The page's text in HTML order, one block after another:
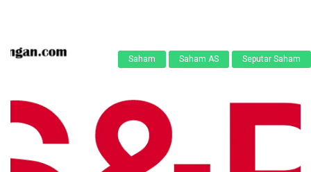
Saham Saham AS Seputar Saham